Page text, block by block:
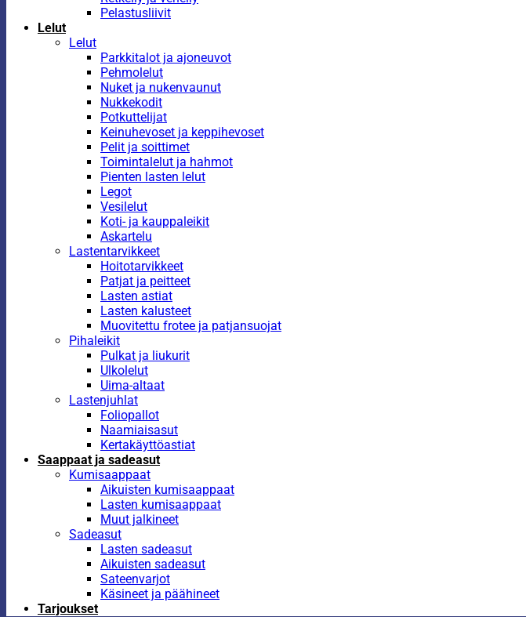
Pelastusliivit
Lelut
Lelut
Parkkitalot ja ajoneuvot
Pehmolelut
Nuket ja nukenvaunut
Nukkekodit
Potkuttelijat
Keinuhevoset ja keppihevoset
Pelit ja soittimet
Toimintalelut ja hahmot
Pienten lasten lelut
Legot
Vesilelut
Koti- ja kauppaleikit
Askartelu
Lastentarvikkeet
Hoitotarvikkeet
Patjat ja peitteet
Lasten astiat
Lasten kalusteet
Muovitettu frotee ja patjansuojat
Pihaleikit
Pulkat ja liukurit
Ulkolelut
Uima-altaat
Lastenjuhlat
Foliopallot
Naamiaisasut
Kertakäyttöastiat
Saappaat ja sadeasut
Kumisaappaat
Aikuisten kumisaappaat
Lasten kumisaappaat
Muut jalkineet
Sadeasut
Lasten sadeasut
Aikuisten sadeasut
Sateenvarjot
Käsineet ja päähineet
Tarjoukset